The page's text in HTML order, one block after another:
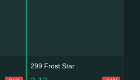
299 Frost Star